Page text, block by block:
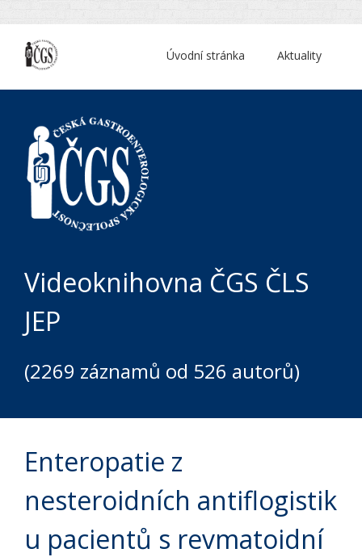
Aktuality
Úvodní stránka
Videoknihovna ČGS ČLS
JEP
(2269 záznamů od 526 autorů)
Enteropatie z
nesteroidních antiflogistik
u pacientů s revmatoidní